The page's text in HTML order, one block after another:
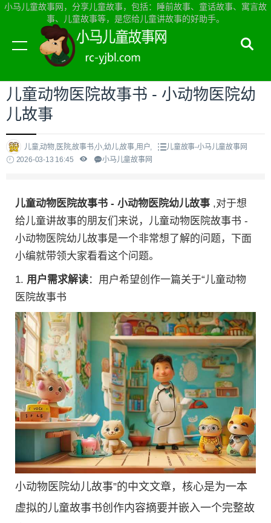
小马儿童故事网，分享儿童故事，包括：睡前故事、童话故事、寓言故
事、儿童故事等，是您给儿童讲故事的好助手。
当前位置：小马儿童故事网首页>儿童故事
儿童动物医院故事书 - 小动物医院幼
儿故事
儿童,动物,医院,故事书,小,幼儿,故事,用户,
儿童故事-小马儿童故事网
2026-03-13 16:45
小马儿童故事网
儿童动物医院故事书 - 小动物医院幼儿故事 ,对于想
给儿童讲故事的朋友们来说，儿童动物医院故事书 -
小动物医院幼儿故事是一个非常想了解的问题，下面
小编就带领大家看看这个问题。
1. 用户需求解读：用户希望创作一篇关于“儿童动物
医院故事书
小动物医院幼儿故事”的中文文章，核心是为一本
虚拟的儿童故事书创作内容摘要并嵌入一个完整故